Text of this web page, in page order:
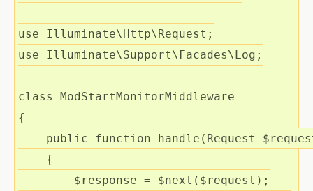
use Illuminate\Http\Request
use
Illuminate\Support\Facades\Log ;
class
ModStartMonitorMiddleware
{
public
function handle (Request
    {
$response = $next ( $request );